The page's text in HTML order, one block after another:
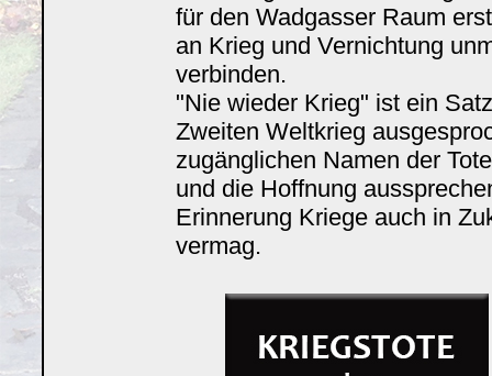
für den Wadgasser Raum
an Krieg und Vernichtung
verbinden.
"Nie wieder Krieg" ist ein
Zweiten Weltkrieg
zugänglichen Namen der
und die Hoffnung
Erinnerung Kriege auch in
vermag.